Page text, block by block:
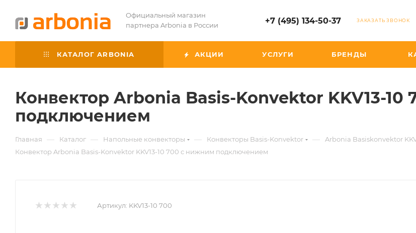
Официальный магазин
партнера Arbonia в России
+7 (495) 134-50-37 ЗАКАЗАТЬ ЗВОНОК
КАТАЛОГ ARBONIA АКЦИИ УСЛУГИ БРЕНДЫ
Конвектор Arbonia Basis-Konvektor KKV13-
подключением
Главная — Каталог — Напольные конвекторы — Конвекторы Basis-Konvektor — Arbonia Basiskonvektor
Конвектор Arbonia Basis-Konvektor KKV13-10 700 с нижним подключением
Артикул: KKV13-10 700